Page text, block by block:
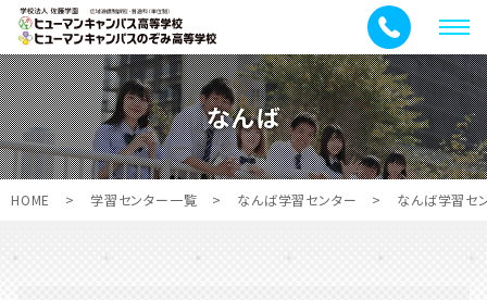
メ
ニ
ュ
ー
なんば
HOME > 学習センター一覧 > なんば学習センター > なんば学習セ